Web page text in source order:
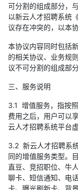
可分割的组成部分，
以新云人才招聘系统
议存在冲突的，以本协
本协议内容同时包括
的相关协议、业务规
议不可分割的组成部
三、服务说明
3.1 增值服务，指按
费用之后，用户可以
云人才招聘系统平台
3.2 新云人才招聘系
同的增值服务类型。
直豆、竞招职位、牛
聊卡、短信通知、电
卡、曝光刷新卡、背